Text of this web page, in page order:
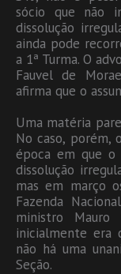
sócio que não
dissolução
ainda pode
a 1ª Turma. O
Fauvel de
afirma que o
Uma matéria
No caso, porém,
época em que o
dissolução
mas em março
Fazenda
ministro Mauro
inicialmente era
não há uma
Seção.